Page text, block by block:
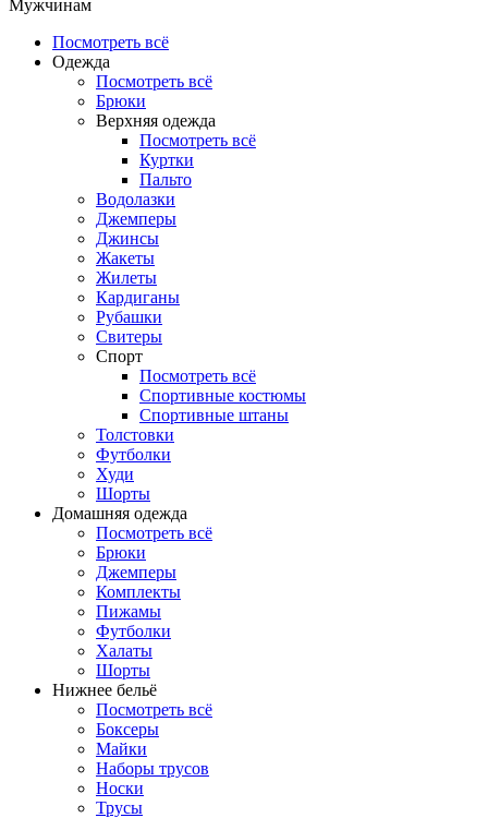
Мужчинам
Посмотреть всё
Одежда
Посмотреть всё
Брюки
Верхняя одежда
Посмотреть всё
Куртки
Пальто
Водолазки
Джемперы
Джинсы
Жакеты
Жилеты
Кардиганы
Рубашки
Свитеры
Спорт
Посмотреть всё
Спортивные костюмы
Спортивные штаны
Толстовки
Футболки
Худи
Шорты
Домашняя одежда
Посмотреть всё
Брюки
Джемперы
Комплекты
Пижамы
Футболки
Халаты
Шорты
Нижнее бельё
Посмотреть всё
Боксеры
Майки
Наборы трусов
Носки
Трусы